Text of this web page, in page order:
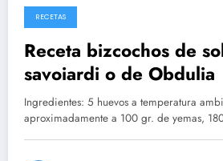
26/05/2026
RECETAS
Receta bizcochos de
savoiardi o de Obdulia
Ingredientes: 5 huevos a temperatura
aproximadamente a 100 gr. de yemas,